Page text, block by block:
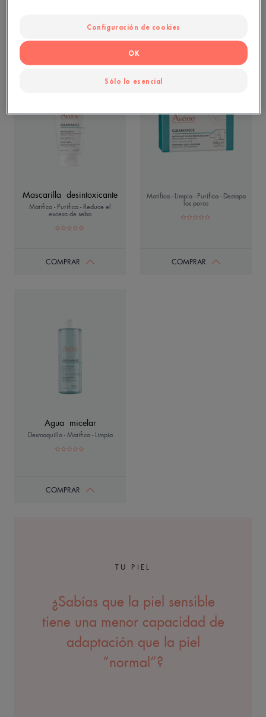
Mascarilla desintoxicante
Matifica - Purifica - Reduce el
exceso de sebo
COMPRAR
Matifica - Limpia - Purifica - Destapa
los poros
COMPRAR
Agua micelar
Desmaquilla - Matifica - Limpia
COMPRAR
TU PIEL
¿Sabías que la piel sensible
tiene una menor capacidad de
adaptación que la piel
“normal”?
Configuración de cookies
Sólo lo esencial
OK